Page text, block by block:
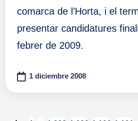
comarca de l’Horta, i el
presentar candidatures
febrer de 2009.
1 diciembre 2008